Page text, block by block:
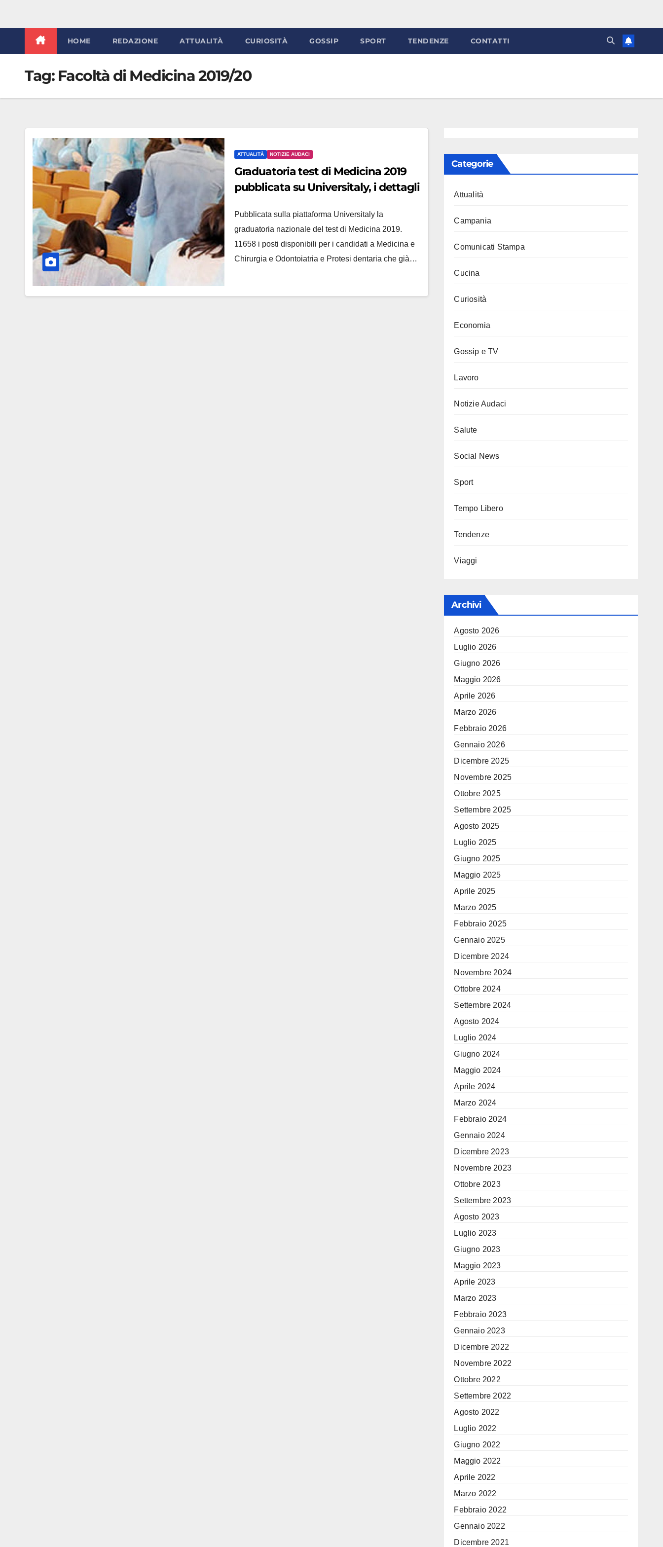
HOME REDAZIONE ATTUALITÀ CURIOSITÀ GOSSIP SPORT TENDENZE CONTATTI
Tag: Facoltà di Medicina 2019/20
ATTUALITÀ NOTIZIE AUDACI
Graduatoria test di Medicina 2019
pubblicata su Universitaly, i dettagli
Pubblicata sulla piattaforma Universitaly la
graduatoria nazionale del test di Medicina 2019.
11658 i posti disponibili per i candidati a Medicina e
Chirurgia e Odontoiatria e Protesi dentaria che già…
Categorie
Attualità
Campania
Comunicati Stampa
Cucina
Curiosità
Economia
Gossip e TV
Lavoro
Notizie Audaci
Salute
Social News
Sport
Tempo Libero
Tendenze
Viaggi
Archivi
Agosto 2026
Luglio 2026
Giugno 2026
Maggio 2026
Aprile 2026
Marzo 2026
Febbraio 2026
Gennaio 2026
Dicembre 2025
Novembre 2025
Ottobre 2025
Settembre 2025
Agosto 2025
Luglio 2025
Giugno 2025
Maggio 2025
Aprile 2025
Marzo 2025
Febbraio 2025
Gennaio 2025
Dicembre 2024
Novembre 2024
Ottobre 2024
Settembre 2024
Agosto 2024
Luglio 2024
Giugno 2024
Maggio 2024
Aprile 2024
Marzo 2024
Febbraio 2024
Gennaio 2024
Dicembre 2023
Novembre 2023
Ottobre 2023
Settembre 2023
Agosto 2023
Luglio 2023
Giugno 2023
Maggio 2023
Aprile 2023
Marzo 2023
Febbraio 2023
Gennaio 2023
Dicembre 2022
Novembre 2022
Ottobre 2022
Settembre 2022
Agosto 2022
Luglio 2022
Giugno 2022
Maggio 2022
Aprile 2022
Marzo 2022
Febbraio 2022
Gennaio 2022
Dicembre 2021